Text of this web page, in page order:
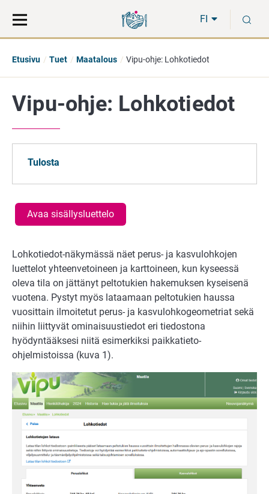
suoraan
sisältöön
koko
sivuston
FI
Etusivu Tuet Maatalous Vipu-ohje: Lohkotiedot
Vipu-ohje: Lohkotiedot
Tulosta
Avaa sisällysluettelo
Lohkotiedot-näkymässä näet perus- ja kasvulohkojen
luettelot yhteenvetoineen ja karttoineen, kun kyseessä
oleva tila on jättänyt peltotukien hakemuksen kyseisenä
vuotena. Pystyt myös lataamaan peltotukien haussa
vuosittain ilmoitetut perus- ja kasvulohkogeometriat sekä
niihin liittyvät ominaisuustiedot eri tiedostona
hyödyntääksesi niitä esimerkiksi paikkatieto-
ohjelmistoissa (kuva 1).